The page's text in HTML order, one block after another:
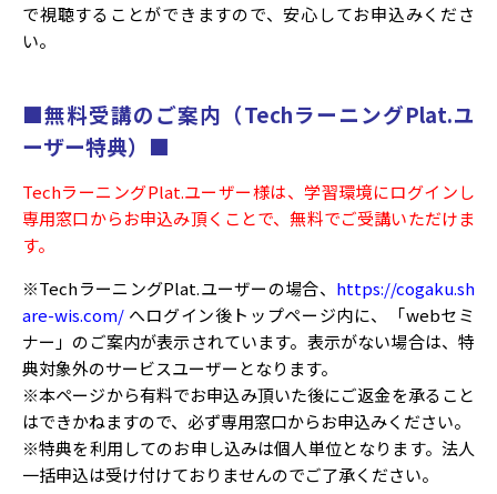
で視聴することができますので、安心してお申込みくださ
い。
■無料受講のご案内（TechラーニングPlat.ユ
ーザー特典）■
TechラーニングPlat.ユーザー様は、学習環境にログインし
専用窓口からお申込み頂くことで、無料でご受講いただけま
す。
※TechラーニングPlat.ユーザーの場合、 https://cogaku.sh
are-wis.com/ へログイン後トップページ内に、「webセミ
ナー」のご案内が表示されています。表示がない場合は、特
典対象外のサービスユーザーとなります。
※本ページから有料でお申込み頂いた後にご返金を承ること
はできかねますので、必ず専用窓口からお申込みください。
※特典を利用してのお申し込みは個人単位となります。法人
一括申込は受け付けておりませんのでご了承ください。